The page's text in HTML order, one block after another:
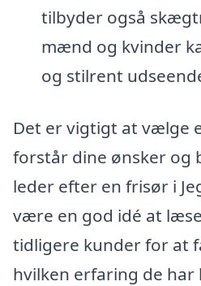
tilbyder også
mænd og kvinder
og stilrent
Det er vigtigt at vælge
forstår dine ønsker og
leder efter en frisør i
være en god idé at
tidligere kunder for at
hvilken erfaring de har